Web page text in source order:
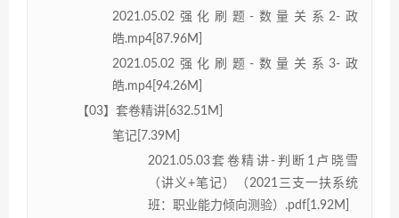
2021.05.02强化刷题-数量关系2-政
皓.mp4[87.96M]
2021.05.02强化刷题-数量关系3-政
皓.mp4[94.26M]
【03】套卷精讲[632.51M]
笔记[7.39M]
2021.05.03套卷精讲-判断1卢晓雪
（讲义+笔记）（2021三支一扶系统
班：职业能力倾向测验）.pdf[1.92M]